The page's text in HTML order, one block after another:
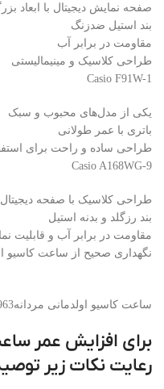
صفحه نمایش دیجیتال با ابعاد
بند استیل ضدزنگ
مقاومت در برابر آب
طراحی کلاسیک و مینیمالیستی
Casio F91W-1
یکی از مدل‌های محبوب و سبک
باتری با عمر طولانی
طراحی ساده و راحت برای
Casio A168WG-9
طراحی کلاسیک با صفحه دیجیتال
بند رزگلد و بدنه استیل
مقاومت در برابر آب و قابلیت
نگهداری صحیح از ساعت کاسیو
ساعت کاسیو اولدمانی مردانهCasio a963
برای افزایش عمر
رعایت نکات زیر